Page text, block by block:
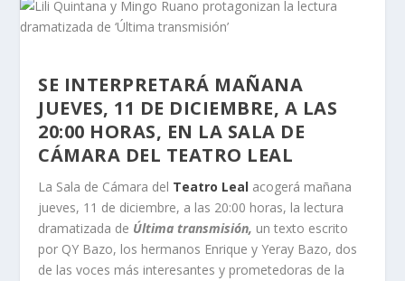
SE INTERPRETARÁ MAÑANA
JUEVES, 11 DE DICIEMBRE, A LAS
20:00 HORAS, EN LA SALA DE
CÁMARA DEL TEATRO LEAL
La Sala de Cámara del Teatro Leal acogerá mañana
jueves, 11 de diciembre, a las 20:00 horas, la lectura
dramatizada de Última transmisión, un texto escrito
por QY Bazo, los hermanos Enrique y Yeray Bazo, dos
de las voces más interesantes y prometedoras de la